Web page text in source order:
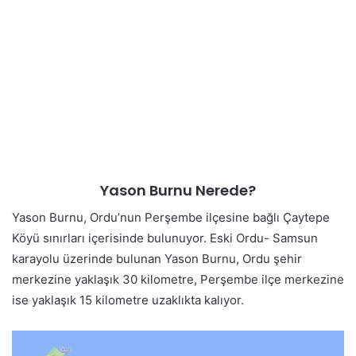
Yason Burnu Nerede?
Yason Burnu, Ordu’nun Perşembe ilçesine bağlı Çaytepe
Köyü sınırları içerisinde bulunuyor. Eski Ordu- Samsun
karayolu üzerinde bulunan Yason Burnu, Ordu şehir
merkezine yaklaşık 30 kilometre, Perşembe ilçe merkezine
ise yaklaşık 15 kilometre uzaklıkta kalıyor.